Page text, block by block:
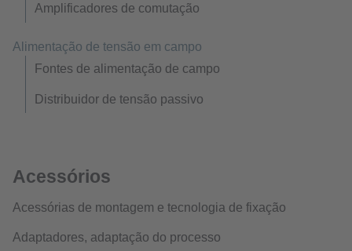
Amplificadores de comutação
Alimentação de tensão em campo
Fontes de alimentação de campo
Distribuidor de tensão passivo
Acessórios
Acessórias de montagem e tecnologia de fixação
Adaptadores, adaptação do processo